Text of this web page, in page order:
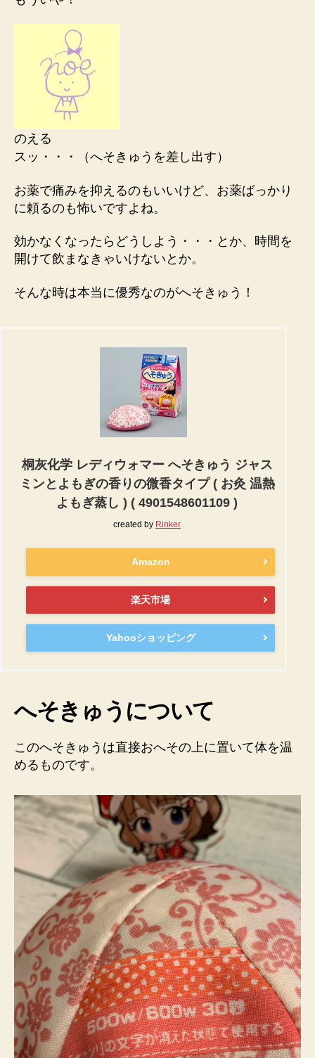
のえる
スッ・・・（へそきゅうを差し出す）
お薬で痛みを抑えるのもいいけど、お薬ばっかり
に頼るのも怖いですよね。
効かなくなったらどうしよう・・・とか、時間を
開けて飲まなきゃいけないとか。
そんな時は本当に優秀なのがへそきゅう！
桐灰化学 レディウォマー へそきゅう ジャス
ミンとよもぎの香りの微香タイプ ( お灸 温熱
よもぎ蒸し ) ( 4901548601109 )
created by Rinker
Amazon
楽天市場
Yahooショッピング
へそきゅうについて
このへそきゅうは直接おへその上に置いて体を温
めるものです。